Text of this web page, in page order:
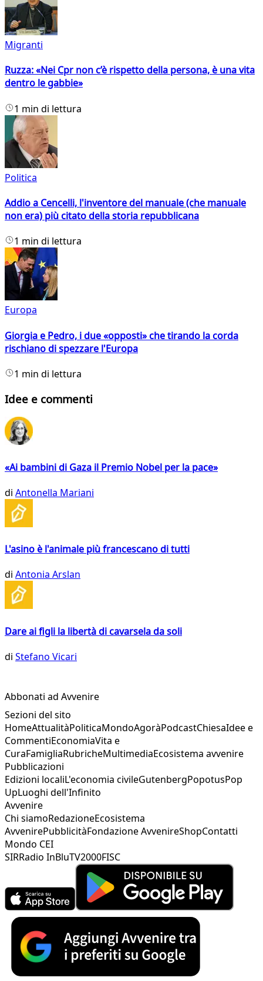
Migranti
Ruzza: «Nei Cpr non c’è rispetto della persona, è una vita
dentro le gabbie»
1 min di lettura
Politica
Addio a Cencelli, l'inventore del manuale (che manuale
non era) più citato della storia repubblicana
1 min di lettura
Europa
Giorgia e Pedro, i due «opposti» che tirando la corda
rischiano di spezzare l'Europa
1 min di lettura
Idee e commenti
«Ai bambini di Gaza il Premio Nobel per la pace»
di Antonella Mariani
L'asino è l'animale più francescano di tutti
di Antonia Arslan
Dare ai figli la libertà di cavarsela da soli
di Stefano Vicari
Abbonati ad Avvenire
Sezioni del sito
HomeAttualitàPoliticaMondoAgoràPodcastChiesaIdee e
CommentiEconomiaVita e
CuraFamigliaRubricheMultimediaEcosistema avvenire
Pubblicazioni
Edizioni localiL'economia civileGutenbergPopotusPop
UpLuoghi dell'Infinito
Avvenire
Chi siamoRedazioneEcosistema
AvvenirePubblicitàFondazione AvvenireShopContatti
Mondo CEI
SIRRadio InBluTV2000FISC